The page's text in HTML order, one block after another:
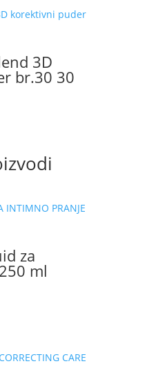
3D
br.30 30
za
ml